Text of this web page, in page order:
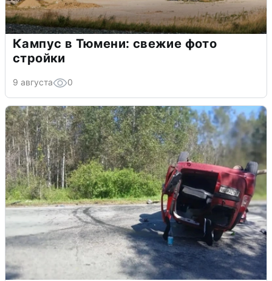
Кампус в Тюмени: свежие фото
стройки
9 августа 0